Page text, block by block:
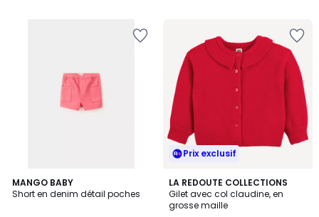
MANGO BABY
Short en denim détail poches
2
Couleurs
Prix exclusif
LA REDOUTE COLLECTIONS
Gilet avec col claudine, en
grosse maille